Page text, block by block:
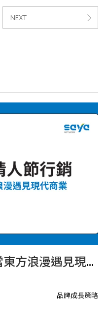
NEXT
七夕情人節行銷：當東方浪漫遇見現代商業
品牌成長策略